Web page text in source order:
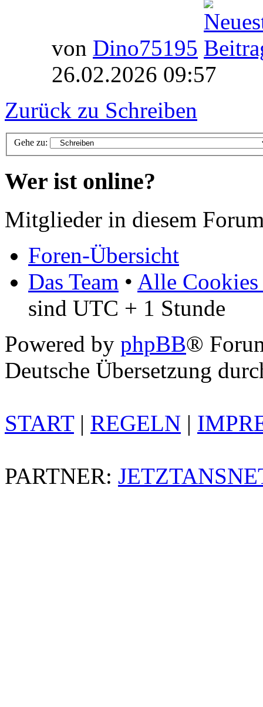
von Dino75195
26.02.2026 09:57
Zurück zu Schreiben
Gehe zu:
Wer ist online?
Mitglieder in diesem
Foren-Übersicht
Das Team • Alle Cookies
sind UTC + 1 Stunde
Powered by phpBB®
Deutsche Übersetzung
START| REGELN |
PARTNER: